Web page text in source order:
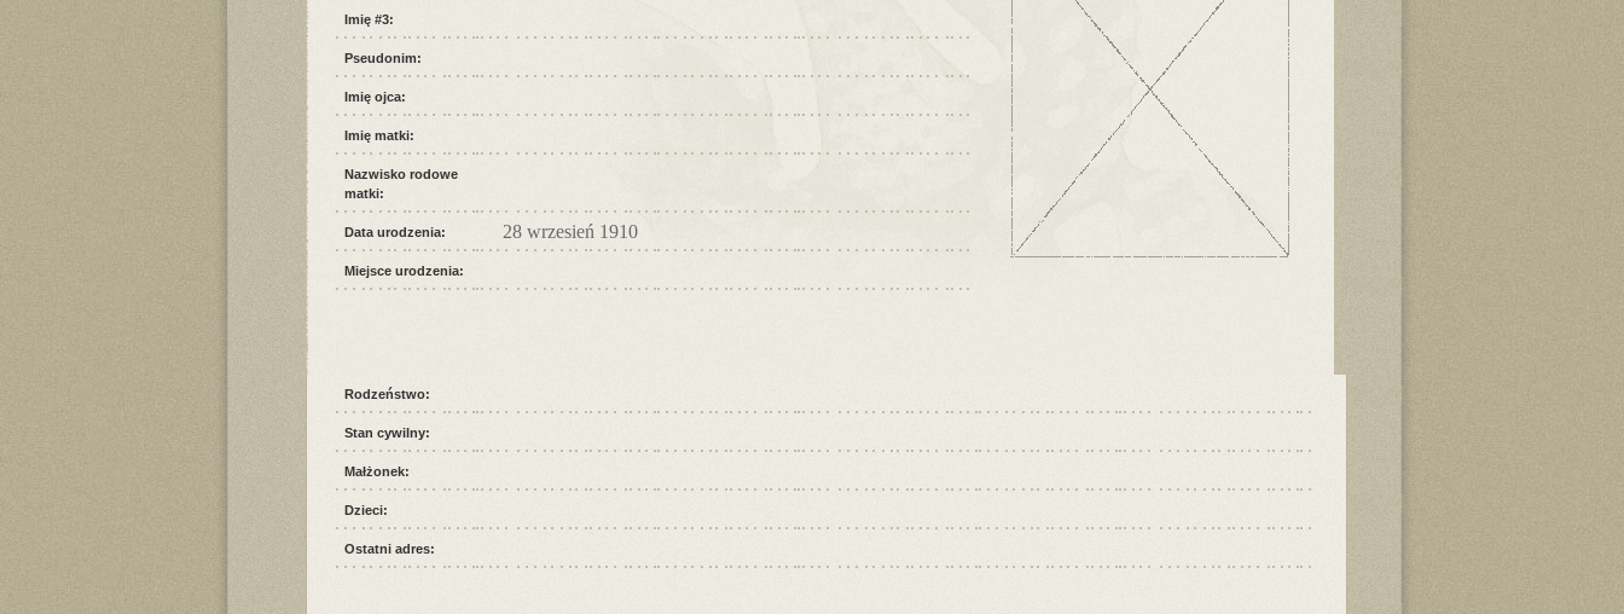
Imię #3:
Pseudonim:
Imię ojca:
Imię matki:
Nazwisko rodowe
matki:
Data urodzenia: 28 wrzesień 1910
Miejsce urodzenia:
Rodzeństwo:
Stan cywilny:
Małżonek:
Dzieci:
Ostatni adres: